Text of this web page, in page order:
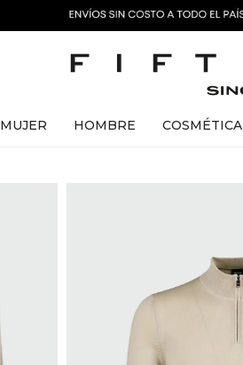
MUJER HOMBRE COSMÉTICA